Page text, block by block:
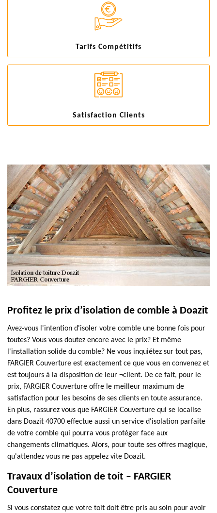
Tarifs Compétitifs
Satisfaction Clients
Profitez le prix d’isolation de comble à Doazit
Avez-vous l'intention d'isoler votre comble une bonne fois pour
toutes? Vous vous doutez encore avec le prix? Et même
l'installation solide du comble? Ne vous inquiétez sur tout pas,
FARGIER Couverture est exactement ce que vous en convenez et
est toujours à la disposition de leur ¬client. De ce fait, pour le
prix, FARGIER Couverture offre le meilleur maximum de
satisfaction pour les besoins de ses clients en toute assurance.
En plus, rassurez vous que FARGIER Couverture qui se localise
dans Doazit 40700 effectue aussi un service d'isolation parfaite
de votre comble qui pourra vous protéger face aux
changements climatiques. Alors, pour toute ses offres magique,
qu'attendez vous ne pas appelez vite Doazit.
Travaux d’isolation de toit – FARGIER
Couverture
Si vous constatez que votre toit doit être pris au soin pour avoir